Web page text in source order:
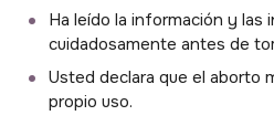
Ha leído la información y las
cuidadosamente antes de
Usted declara que el aborto
propio uso.